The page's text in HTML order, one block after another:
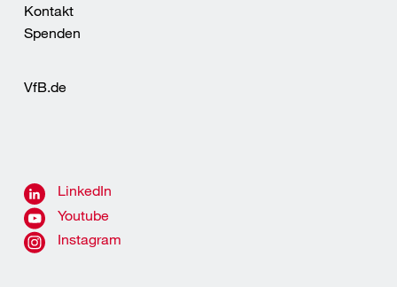
Kontakt
Spenden
VfB.de
LinkedIn
Youtube
Instagram